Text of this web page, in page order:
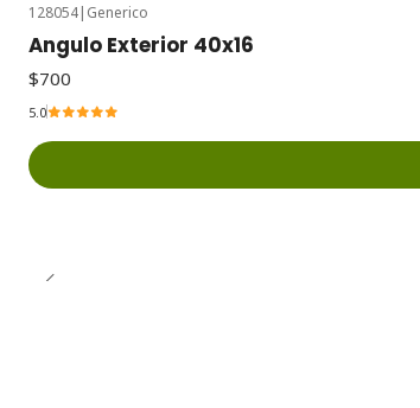
128054| Generico
Angulo Exterior 40x16
$700
5.0